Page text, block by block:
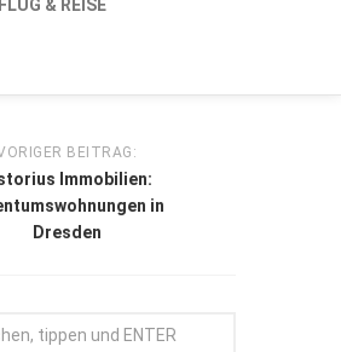
& REISE
BEITRAG:
Immobilien:
in
Dresden